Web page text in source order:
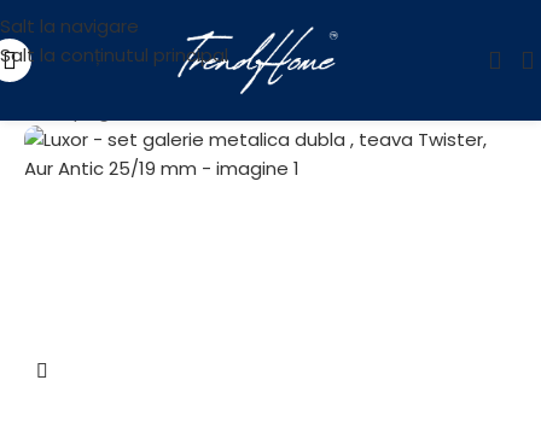
Salt la navigare
Salt la conținutul principal